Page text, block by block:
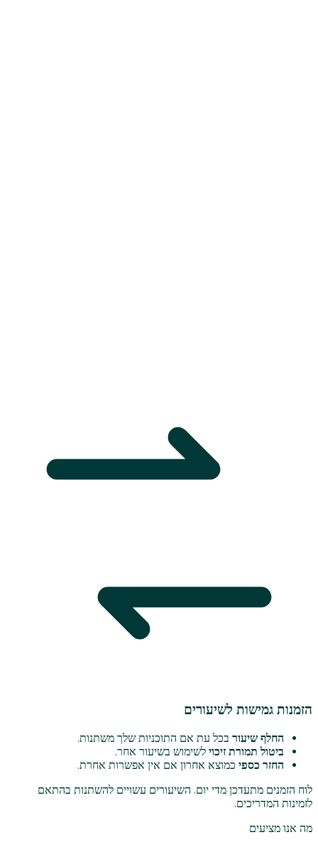
הזמנות גמישות לשיעורים
החלף שיעור בכל עת אם התוכניות שלך משתנות.
ביטול תמורת זיכוי לשימוש בשיעור אחר.
החזר כספי כמוצא אחרון אם אין אפשרות אחרת.
לוח הזמנים מתעדכן מדי יום. השיעורים עשויים להשתנות בהתאם
לזמינות המדריכים.
מה אנו מציעים